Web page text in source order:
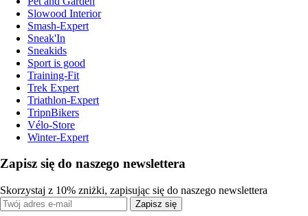
Slowood Interior
Smash-Expert
Sneak'In
Sneakids
Sport is good
Training-Fit
Trek Expert
Triathlon-Expert
TripnBikers
Vélo-Store
Winter-Expert
Zapisz się do naszego newslettera
Skorzystaj z 10% zniżki, zapisując się do naszego newslettera
Zapisz się